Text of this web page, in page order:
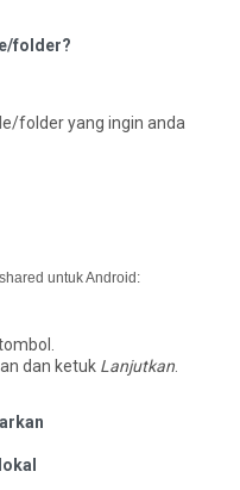
folder?
folder yang ingin anda
untuk Android:
dan ketuk Lanjutkan